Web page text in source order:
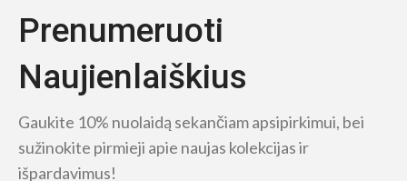
Prenumeruoti
Naujienlaiškius
Gaukite 10% nuolaidą sekančiam apsipirkimui, bei
sužinokite pirmieji apie naujas kolekcijas ir
išpardavimus!